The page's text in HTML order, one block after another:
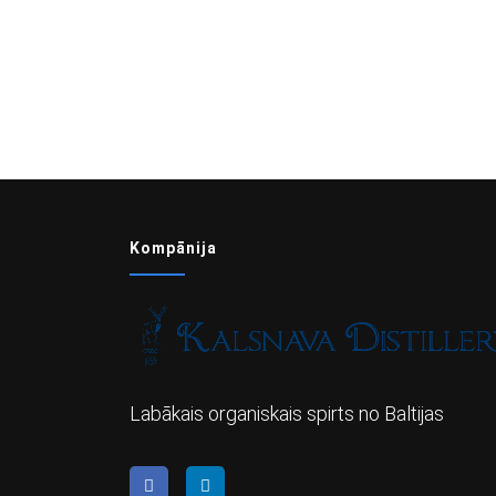
Kompānija
Labākais organiskais spirts no Baltijas